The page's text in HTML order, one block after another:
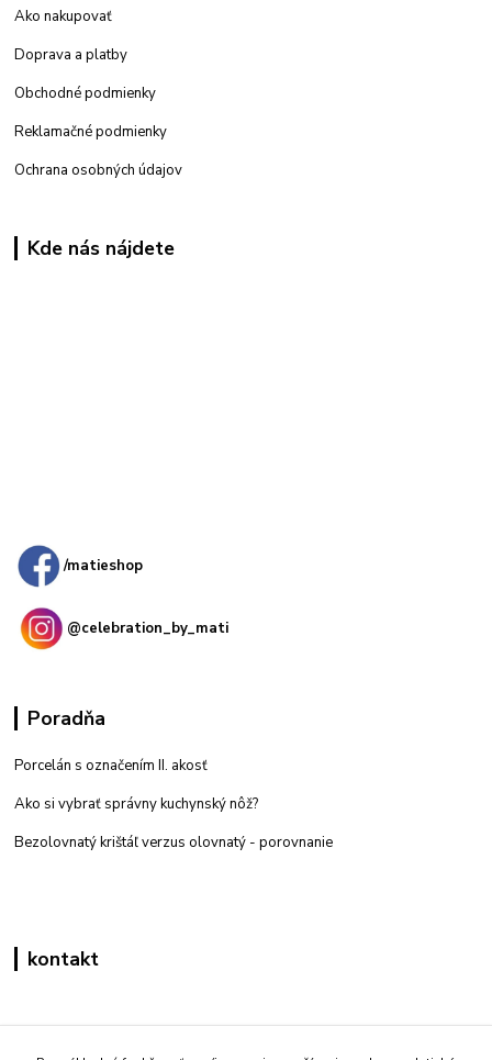
Ako nakupovať
Doprava a platby
Obchodné podmienky
Reklamačné podmienky
Ochrana osobných údajov
Kde nás nájdete
/matieshop
@celebration_by_mati
Poradňa
Porcelán s označením II. akosť
Ako si vybrať správny kuchynský nôž?
Bezolovnatý krištáľ verzus olovnatý - porovnanie
kontakt